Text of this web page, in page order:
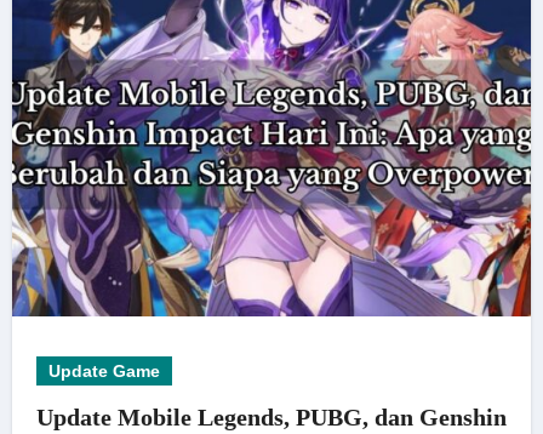
Update Game
Update Mobile Legends, PUBG, dan Genshin